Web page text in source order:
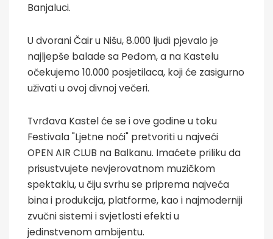
Banjaluci.
U dvorani Čair u Nišu, 8.000 ljudi pjevalo je
najljepše balade sa Peđom, a na Kastelu
očekujemo 10.000 posjetilaca, koji će zasigurno
uživati u ovoj divnoj večeri.
Tvrđava Kastel će se i ove godine u toku
Festivala "Ljetne noći" pretvoriti u najveći
OPEN AIR CLUB na Balkanu. Imaćete priliku da
prisustvujete nevjerovatnom muzičkom
spektaklu, u čiju svrhu se priprema najveća
bina i produkcija, platforme, kao i najmoderniji
zvučni sistemi i svjetlosti efekti u
jedinstvenom ambijentu.